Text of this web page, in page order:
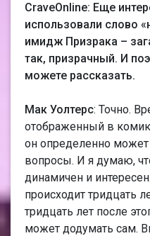
CraveOnline: Еще
использовали слово
имидж Призрака –
так, призрачный. И
можете рассказать.
Мак Уолтерс: Точно.
отображенный в
он определенно может
вопросы. И я думаю,
динамичен и
происходит тридцать
тридцать лет после
может додумать сам.